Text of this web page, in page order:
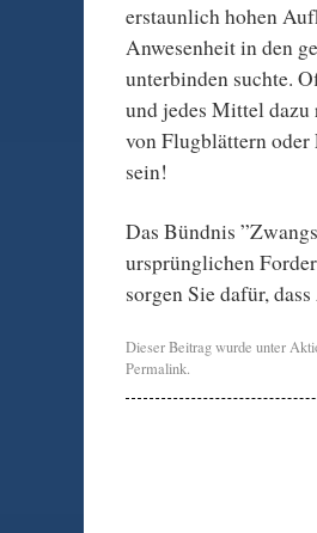
erstaunlich hohen
Anwesenheit in den
unterbinden suchte.
und jedes Mittel dazu
von Flugblättern
sein!
Das Bündnis
ursprünglichen
sorgen Sie dafür,
Dieser Beitrag wurde unter
Permalink.